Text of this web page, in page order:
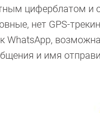
циферблатом и
нет GPS-
и имя